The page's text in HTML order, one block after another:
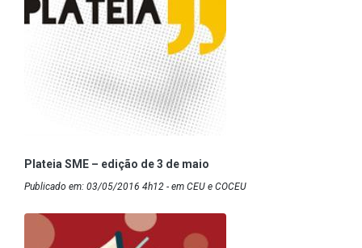
Plateia SME – edição de 3 de maio
Publicado em: 03/05/2016 4h12 - em CEU e COCEU